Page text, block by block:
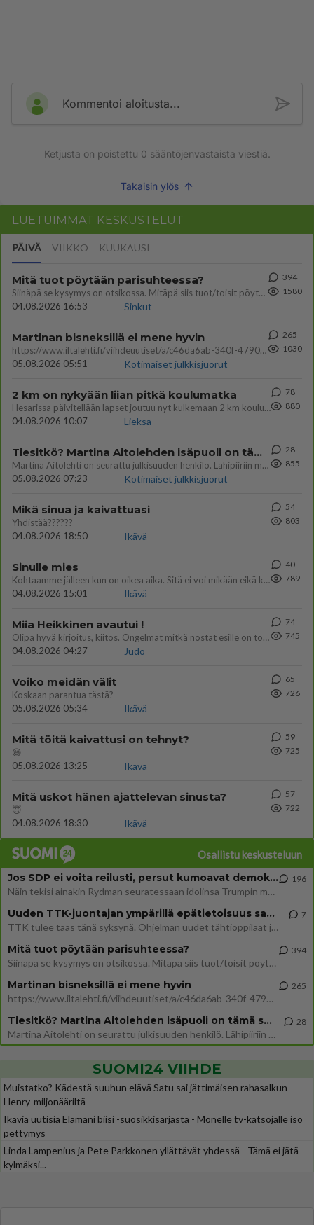
Kommentoi aloitusta...
Ketjusta on poistettu 0 sääntöjenvastaista viestiä.
Takaisin ylös
LUETUIMMAT KESKUSTELUT
PÄIVÄ VIIKKO KUUKAUSI
Mitä tuot pöytään parisuhteessa?
Siinäpä se kysymys on otsikossa. Mitäpä siis tuot/toisit pöytään parisuhteessa? Oletko mies vai nainen? Koetko sen mitä
04.08.2026 16:53
Sinkut
394
1580
Martinan bisneksillä ei mene hyvin
https://www.iltalehti.fi/viihdeuutiset/a/c46da6ab-340f-4790-aaa7-0865eed2336 Yrityksen konkurssihakemus on tullut kärä
05.08.2026 05:51
Kotimaiset julkkisjuorut
265
1030
2 km on nykyään liian pitkä koulumatka
Hesarissa päivitellään lapset joutuu nyt kulkemaan 2 km kouluun jösses. Ruostefillarilla tuo matka menee vaikka miten äk
04.08.2026 10:07
Lieksa
78
880
Tiesitkö? Martina Aitolehden isäpuoli on tämä suosittu laulaja
Martina Aitolehti on seurattu julkisuuden henkilö. Lähipiiriin mahtuu muitakin tunnettuja henkilöitä. Tiesitkö, että Ma
05.08.2026 07:23
Kotimaiset julkkisjuorut
28
855
Mikä sinua ja kaivattuasi
Yhdistää??????
04.08.2026 18:50
Ikävä
54
803
Sinulle mies
Kohtaamme jälleen kun on oikea aika. Sitä ei voi mikään eikä kukaan estää <3 <3
04.08.2026 15:01
Ikävä
40
789
Miia Heikkinen avautui !
Olipa hyvä kirjoitus, kiitos. Ongelmat mitkä nostat esille on todellisia ja tämä ylimielisyys totta ja se näkyy kaikessa
04.08.2026 04:27
Judo
74
745
Voiko meidän välit
Koskaan parantua tästä?
05.08.2026 05:34
Ikävä
65
726
Mitä töitä kaivattusi on tehnyt?
😅
05.08.2026 13:25
Ikävä
59
725
Mitä uskot hänen ajattelevan sinusta?
😇
04.08.2026 18:30
Ikävä
57
722
Osallistu keskusteluun
Jos SDP ei voita reilusti, persut kumoavat demokratian Suomesta
Näin tekisi ainakin Rydman seuratessaan idolinsa Trumpin mallia https://www.is.fi/politiikka/art-2000012187244.html
196
Uuden TTK-juontajan ympärillä epätietoisuus sakenee - Nyt MTV hämmentää soppaa
TTK tulee taas tänä syksynä. Ohjelman uudet tähtioppilaat julkistetaan torstaina 6. elokuuta klo 14 alkavassa lehdistö
7
Mitä tuot pöytään parisuhteessa?
Siinäpä se kysymys on otsikossa. Mitäpä siis tuot/toisit pöytään parisuhteessa? Oletko mies vai nainen? Koetko sen mitä
394
Martinan bisneksillä ei mene hyvin
https://www.iltalehti.fi/viihdeuutiset/a/c46da6ab-340f-4790-aaa7-0865eed2336 Yrityksen konkurssihakemus on tullut kärä
265
Tiesitkö? Martina Aitolehden isäpuoli on tämä suosittu laulaja
Martina Aitolehti on seurattu julkisuuden henkilö. Lähipiiriin mahtuu muitakin tunnettuja henkilöitä. Tiesitkö, että Ma
28
SUOMI24 VIIHDE
Muistatko? Kädestä suuhun elävä Satu sai jättimäisen rahasalkun
Henry-miljonääriltä
Ikäviä uutisia Elämäni biisi -suosikkisarjasta - Monelle tv-katsojalle iso
pettymys
Linda Lampenius ja Pete Parkkonen yllättävät yhdessä - Tämä ei jätä
kylmäksi...